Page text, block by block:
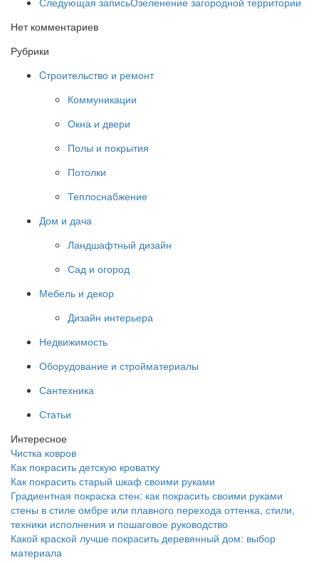
Нет комментариев
Рубрики
Cтроительство и ремонт
Коммуникации
Окна и двери
Полы и покрытия
Потолки
Теплоснабжение
Дом и дача
Ландшафтный дизайн
Сад и огород
Мебель и декор
Дизайн интерьера
Недвижимость
Оборудование и стройматериалы
Сантехника
Статьи
Интересное
Чистка ковров
Как покрасить детскую кроватку
Как покрасить старый шкаф своими руками
Градиентная покраска стен: как покрасить своими руками
стены в стиле омбре или плавного перехода оттенка, стили,
техники исполнения и пошаговое руководство
Какой краской лучше покрасить деревянный дом: выбор
материала